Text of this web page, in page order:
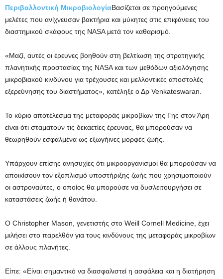
Περιβαλλοντική ΜικροβιολογίαΒασίζεται σε προηγούμενες
μελέτες που ανίχνευσαν βακτήρια και μύκητες στις επιφάνειες του
διαστημικού σκάφους της NASA μετά τον καθαρισμό.
«Μαζί, αυτές οι έρευνες βοηθούν στη βελτίωση της στρατηγικής
πλανητικής προστασίας της NASA και των μεθόδων αξιολόγησης
μικροβιακού κινδύνου για τρέχουσες και μελλοντικές αποστολές
εξερεύνησης του διαστήματος», κατέληξε ο Δρ Venkateswaran.
Το κύριο αποτέλεσμα της μεταφοράς μικροβίων της Γης στον Άρη
είναι ότι σταματούν τις δεκαετίες έρευνας, θα μπορούσαν να
θεωρηθούν εσφαλμένα ως εξωγήινες μορφές ζωής.
Υπάρχουν επίσης ανησυχίες ότι μικροοργανισμοί θα μπορούσαν να
αποικίσουν τον εξοπλισμό υποστήριξης ζωής που χρησιμοποιούν
οι αστροναύτες, ο οποίος θα μπορούσε να δυσλειτουργήσει σε
καταστάσεις ζωής ή θανάτου.
Ο Christopher Mason, γενετιστής στο Weill Cornell Medicine, έχει
μιλήσει στο παρελθόν για τους κινδύνους της μεταφοράς μικροβίων
σε άλλους πλανήτες.
Είπε: «Είναι σημαντικό να διασφαλιστεί η ασφάλεια και η διατήρηση